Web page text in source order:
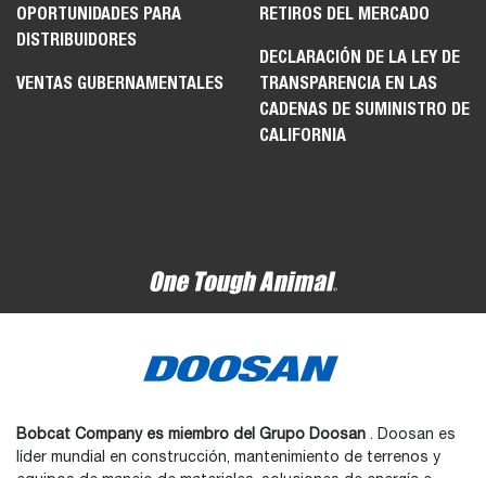
OPORTUNIDADES PARA
DISTRIBUIDORES
VENTAS GUBERNAMENTALES
RETIROS DEL MERCADO
DECLARACIÓN DE LA LEY DE
TRANSPARENCIA EN LAS
CADENAS DE SUMINISTRO DE
CALIFORNIA
Bobcat Company es miembro del Grupo Doosan . Doosan es
líder mundial en construcción, mantenimiento de terrenos y